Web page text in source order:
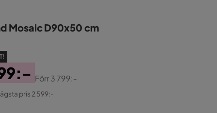
Mosaic D90x50 cm
Förr3 799:-
pris 2 599:-